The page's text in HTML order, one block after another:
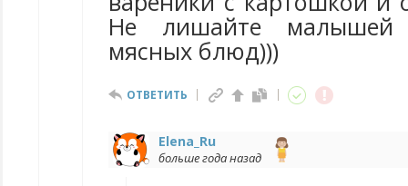
Не лишайте малышей
мясных блюд)))
ОТВЕТИТЬ
Elena_Ru
больше года назад